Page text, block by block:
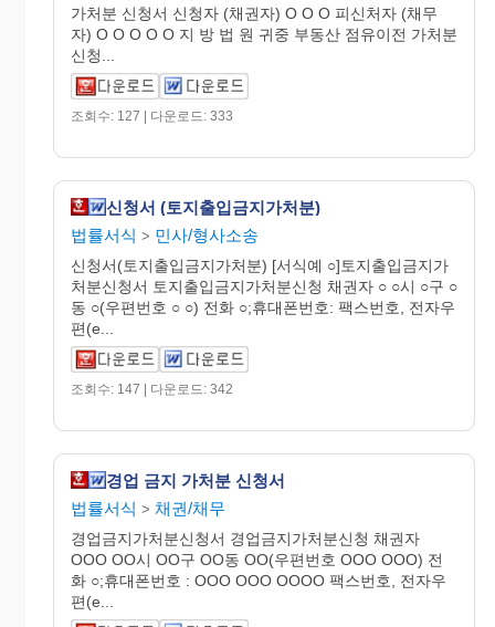
가처분 신청서 신청자 (채권자) O O O 피신처자 (채무
자) O O O O O 지 방 법 원 귀중 부동산 점유이전 가처분
신청...
조회수: 127 | 다운로드: 333
신청서 (토지출입금지가처분)
법률서식 > 민사/형사소송
신청서(토지출입금지가처분) [서식예 ○]토지출입금지가
처분신청서 토지출입금지가처분신청 채권자 ○ ○시 ○구 ○
동 ○(우편번호 ○ ○) 전화 ○;휴대폰번호: 팩스번호, 전자우
편(e...
조회수: 147 | 다운로드: 342
경업 금지 가처분 신청서
법률서식 > 채권/채무
경업금지가처분신청서 경업금지가처분신청 채권자
OOO OO시 OO구 OO동 OO(우편번호 OOO OOO) 전
화 ○;휴대폰번호 : OOO OOO OOOO 팩스번호, 전자우
편(e...